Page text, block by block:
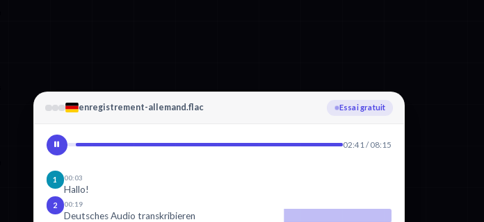
enregistrement-allemand.flac Téléversement
02:41 / 08:15
1 00:03
Hallo!
2 00:19
Deutsches Audio transkribieren